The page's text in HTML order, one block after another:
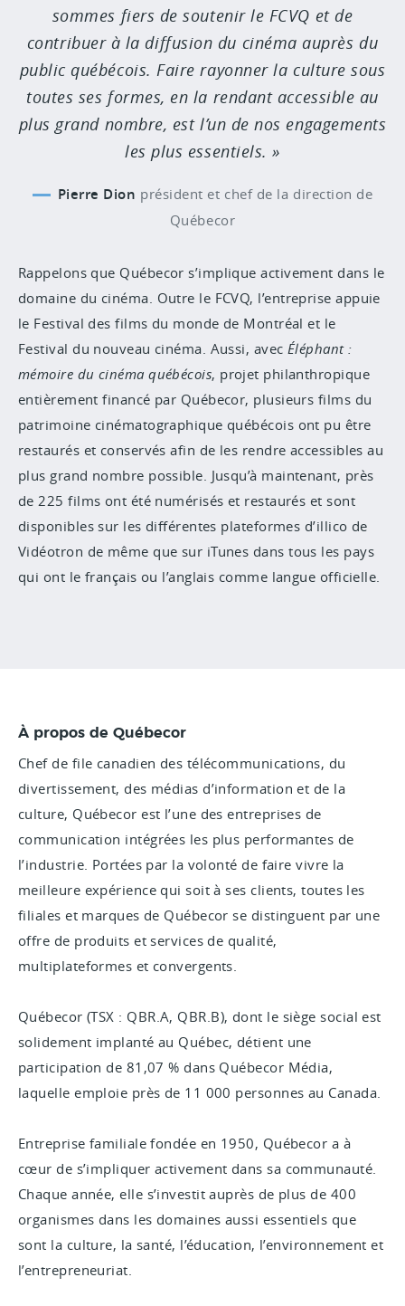
sommes fiers de soutenir le FCVQ et de
contribuer à la diffusion du cinéma auprès du
public québécois. Faire rayonner la culture sous
toutes ses formes, en la rendant accessible au
plus grand nombre, est l’un de nos engagements
les plus essentiels.
Pierre Dion président et chef de la direction de
Québecor
Rappelons que Québecor s’implique activement dans le
domaine du cinéma. Outre le FCVQ, l’entreprise appuie
le Festival des films du monde de Montréal et le
Festival du nouveau cinéma. Aussi, avec Éléphant :
mémoire du cinéma québécois, projet philanthropique
entièrement financé par Québecor, plusieurs films du
patrimoine cinématographique québécois ont pu être
restaurés et conservés afin de les rendre accessibles au
plus grand nombre possible. Jusqu’à maintenant, près
de 225 films ont été numérisés et restaurés et sont
disponibles sur les différentes plateformes d’illico de
Vidéotron de même que sur iTunes dans tous les pays
qui ont le français ou l’anglais comme langue officielle.
À propos de Québecor
Chef de file canadien des télécommunications, du
divertissement, des médias d’information et de la
culture, Québecor est l’une des entreprises de
communication intégrées les plus performantes de
l’industrie. Portées par la volonté de faire vivre la
meilleure expérience qui soit à ses clients, toutes les
filiales et marques de Québecor se distinguent par une
offre de produits et services de qualité,
multiplateformes et convergents.
Québecor (TSX : QBR.A, QBR.B), dont le siège social est
solidement implanté au Québec, détient une
participation de 81,07 % dans Québecor Média,
laquelle emploie près de 11 000 personnes au Canada.
Entreprise familiale fondée en 1950, Québecor a à
cœur de s’impliquer activement dans sa communauté.
Chaque année, elle s’investit auprès de plus de 400
organismes dans les domaines aussi essentiels que
sont la culture, la santé, l’éducation, l’environnement et
l’entrepreneuriat.